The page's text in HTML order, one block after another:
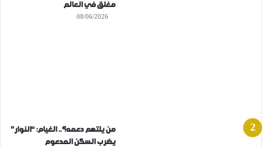
مغلق في العالم
08/06/2026
من يلتهم دعمه؟.. الغيام: “النوار”
يضرب السكن المدعوم